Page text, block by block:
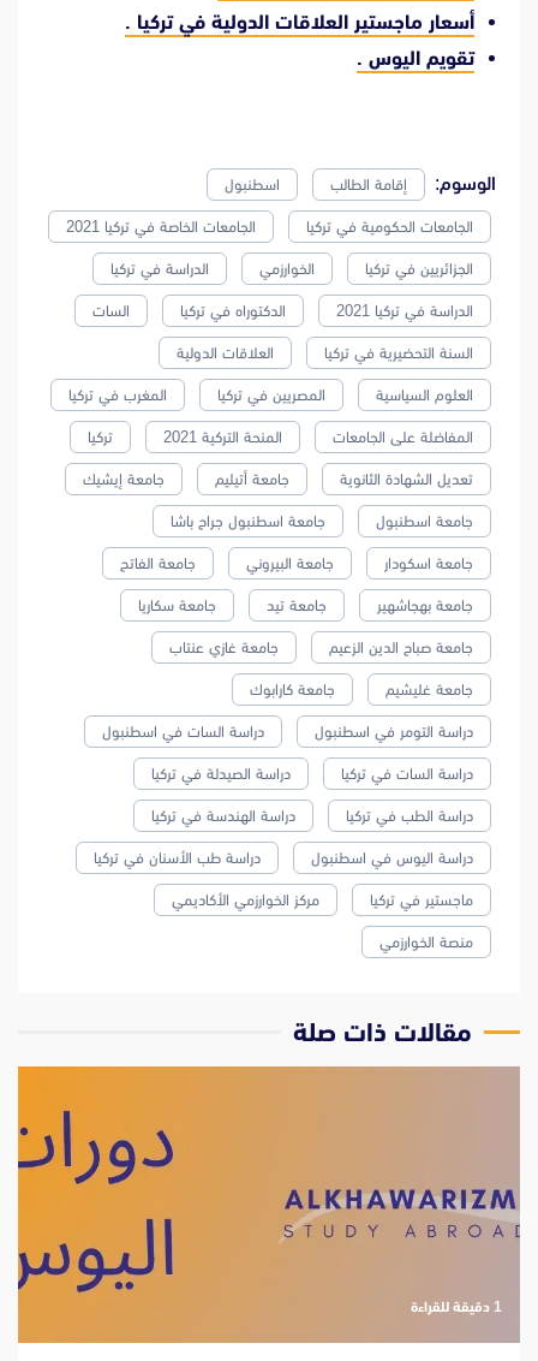
أسعار ماجستير العلاقات الدولية في تركيا .
تقويم اليوس .
الوسوم: إقامة الطالب اسطنبول
الجامعات الحكومية في تركيا الجامعات الخاصة في تركيا 2021
الجزائريين في تركيا الخوارزمي الدراسة في تركيا
الدراسة في تركيا 2021 الدكتوراه في تركيا السات
السنة التحضيرية في تركيا العلاقات الدولية
العلوم السياسية المصريين في تركيا المغرب في تركيا
المفاضلة على الجامعات المنحة التركية 2021 تركيا
تعديل الشهادة الثانوية جامعة أتيليم جامعة إيشيك
جامعة اسطنبول جامعة اسطنبول جراح باشا
جامعة اسكودار جامعة البيروني جامعة الفاتح
جامعة بهجاشهير جامعة تيد جامعة سكاريا
جامعة صباح الدين الزعيم جامعة غازي عنتاب
جامعة غليشيم جامعة كارابوك
دراسة التومر في اسطنبول دراسة السات في اسطنبول
دراسة السات في تركيا دراسة الصيدلة في تركيا
دراسة الطب في تركيا دراسة الهندسة في تركيا
دراسة اليوس في اسطنبول دراسة طب الأسنان في تركيا
ماجستير في تركيا مركز الخوارزمي الأكاديمي
منصة الخوارزمي
مقالات ذات صلة
‫1 دقيقة للقراءة